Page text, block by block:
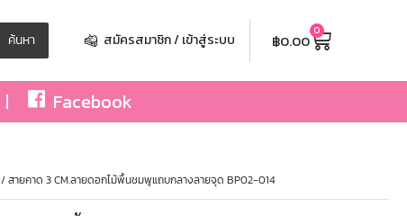
ค้นหา สมัครสมาชิก / เข้าสู่ระบบ ฿0.00 0
Facebook
/ สายคาด 3 CM.ลายดอกไม้พื้นชมพูแถบกลางลายจุด BP02-014